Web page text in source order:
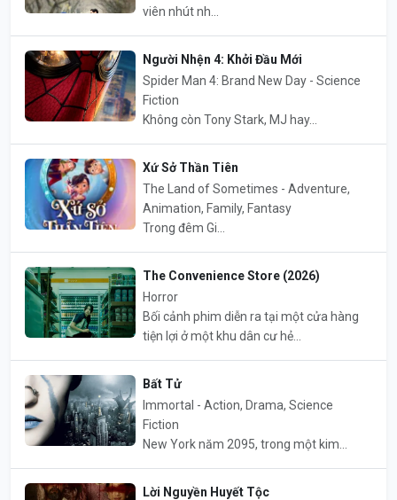
viên nhút nh...
Người Nhện 4: Khởi Đầu Mới
Spider Man 4: Brand New Day - Science
Fiction
Không còn Tony Stark, MJ hay...
Xứ Sở Thần Tiên
The Land of Sometimes - Adventure,
Animation, Family, Fantasy
Trong đêm Gi...
The Convenience Store (2026)
Horror
Bối cảnh phim diễn ra tại một cửa hàng
tiện lợi ở một khu dân cư hẻ...
Bất Tử
Immortal - Action, Drama, Science
Fiction
New York năm 2095, trong một kim...
Lời Nguyền Huyết Tộc